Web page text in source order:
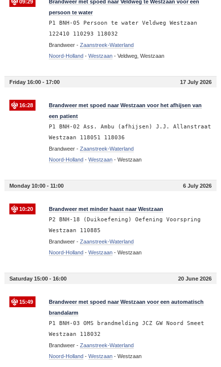
09:29
Brandweer met spoed naar Veldweg te Westzaan voor een
persoon te water
P1 BNH-05 Persoon te water Veldweg Westzaan
122410 110293 118032
Brandweer - Zaanstreek-Waterland
Noord-Holland- Westzaan- Veldweg, Westzaan
Friday 16:00 - 17:00 17 July 2026
16:28
Brandweer met spoed naar Westzaan voor het afhijsen van
een patient
P1 BNH-02 Ass. Ambu (afhijsen) J.J. Allanstraat
Westzaan 118051 118036
Brandweer - Zaanstreek-Waterland
Noord-Holland- Westzaan- Westzaan
Monday 10:00 - 11:00 6 July 2026
10:20 Brandweer met minder haast naar Westzaan
P2 BNH-18 (Duikoefening) Oefening Voorspring
Westzaan 110885
Brandweer - Zaanstreek-Waterland
Noord-Holland- Westzaan- Westzaan
Saturday 15:00 - 16:00 20 June 2026
15:49
Brandweer met spoed naar Westzaan voor een automatisch
brandalarm
P1 BNH-03 OMS brandmelding JCZ GW Noord Smeet
Westzaan 118032
Brandweer - Zaanstreek-Waterland
Noord-Holland- Westzaan- Westzaan